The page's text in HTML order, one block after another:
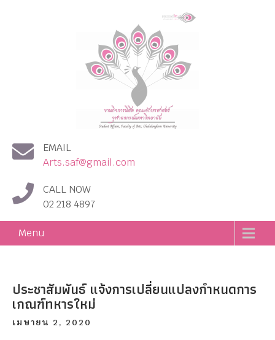
งานกิจการนิสิต คณะอักษร
ศาสตร์ จุฬาลงกรณ์
มหาวิทยาลัย
EMAIL
Arts.saf@gmail.com
CALL NOW
02 218 4897
Menu
ประชาสัมพันธ์ แจ้งการเปลี่ยนแปลงกำหนดการ
เกณฑ์ทหารใหม่
เมษายน 2, 2020